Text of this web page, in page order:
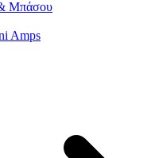
Μπάσου
Amps